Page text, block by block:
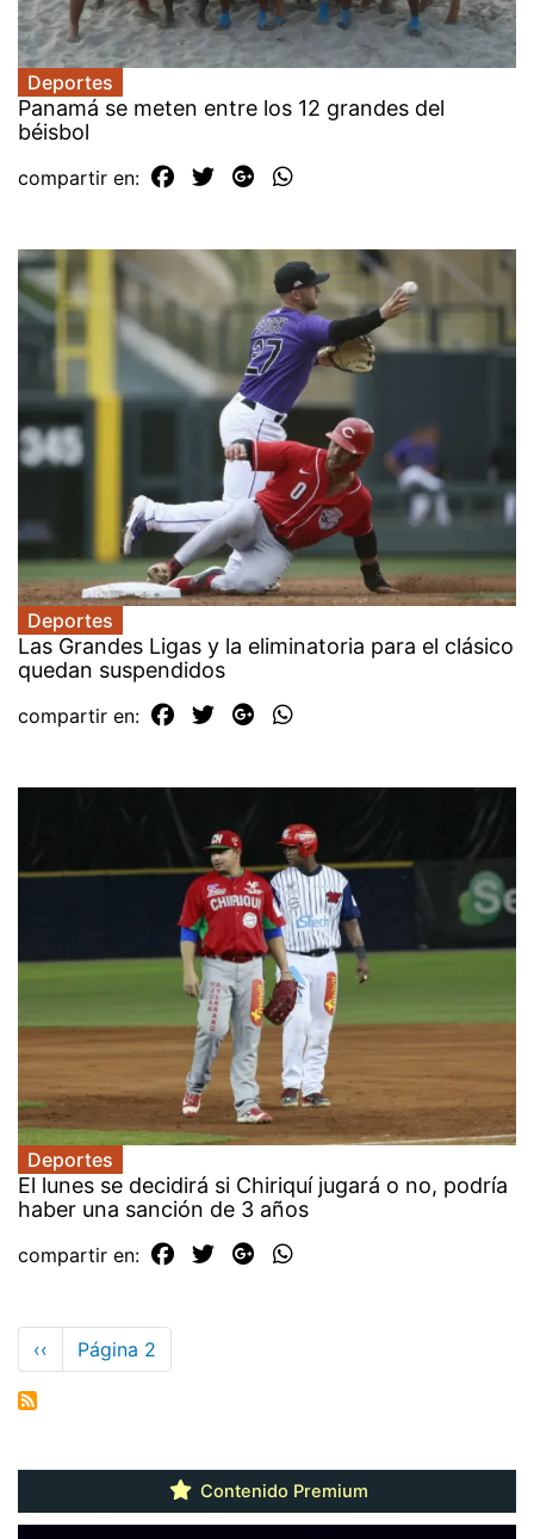
Deportes
Panamá se meten entre los 12 grandes del
béisbol
compartir en:
Deportes
Las Grandes Ligas y la eliminatoria para el clásico
quedan suspendidos
compartir en:
Deportes
El lunes se decidirá si Chiriquí jugará o no, podría
haber una sanción de 3 años
compartir en:
Paginación
Página
anterior
‹‹ Página 2
Contenido Premium